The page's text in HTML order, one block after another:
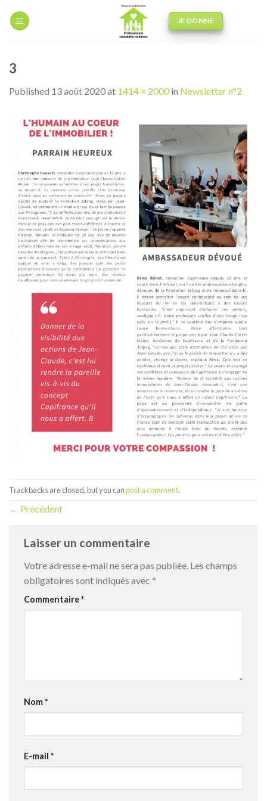
JE DONNE
3
Published 13 août 2020at 1414 × 2000in Newsletter n°2
Trackbacks are closed, but you canpost a comment.
← Précédent
Laisser un commentaire
Votre adresse e-mail ne sera pas publiée. Les champs
obligatoires sont indiqués avec *
Commentaire*
Nom*
E-mail *